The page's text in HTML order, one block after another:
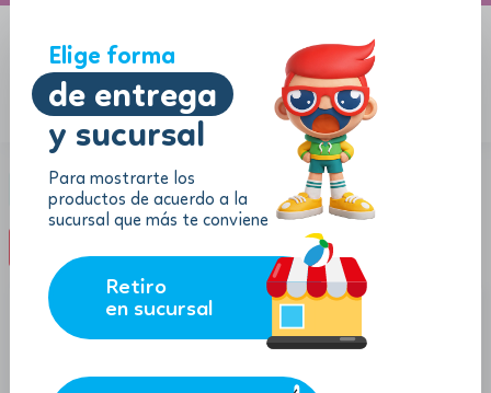
Elige forma
de entrega
y sucursal
Para mostrarte los
productos de acuerdo a la
sucursal que más te conviene
Retiro
en sucursal
Categoría:Muñecas